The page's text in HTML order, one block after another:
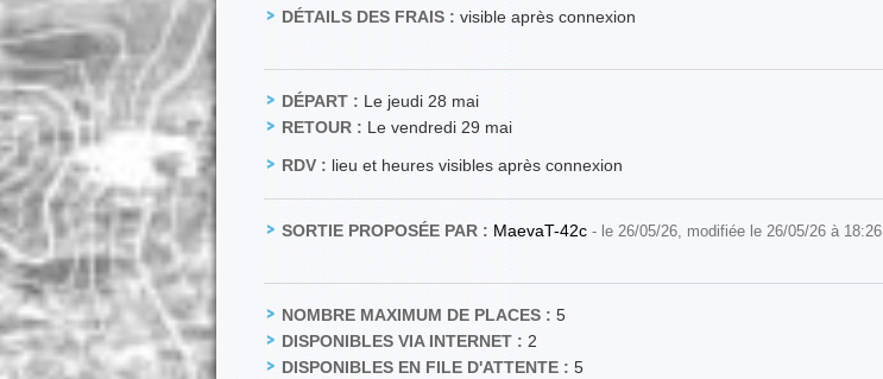
DÉTAILS DES FRAIS : visible après connexion
DÉPART : Le jeudi 28 mai
RETOUR : Le vendredi 29 mai
RDV : lieu et heures visibles après connexion
SORTIE PROPOSÉE PAR : MaevaT-42c - le 26/05/26, modifiée le 26/05/26 à 18:26
NOMBRE MAXIMUM DE PLACES : 5
DISPONIBLES VIA INTERNET : 2
DISPONIBLES EN FILE D'ATTENTE : 5